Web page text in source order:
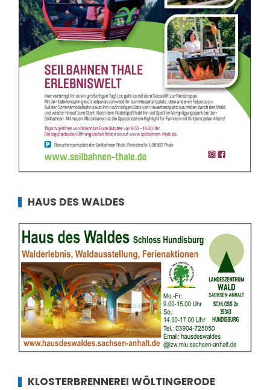
HAUS DES WALDES
KLOSTERBRENNEREI WÖLTINGERODE